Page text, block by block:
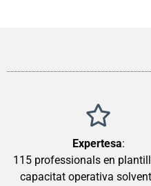
Expertesa:
115 professionals en
capacitat operativa